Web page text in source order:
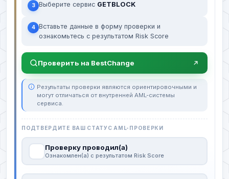
3 Выберите сервис GETBLOCK
4 Вставьте данные в форму проверки и
ознакомьтесь с результатом Risk Score
Проверить на BestChange
Результаты проверки являются ориентировочными и
могут отличаться от внутренней AML-системы
сервиса.
ПОДТВЕРДИТЕ ВАШ СТАТУС AML-ПРОВЕРКИ
Проверку проводил(а)
Ознакомлен(а) с результатом Risk Score